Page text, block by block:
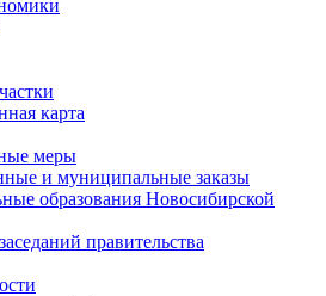
карта
меры
и муниципальные заказы
образования Новосибирской
правительства